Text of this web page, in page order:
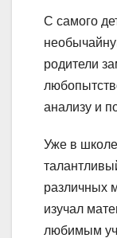
С самого
родители
анализу и
Уже в
различных
изучал
любимым